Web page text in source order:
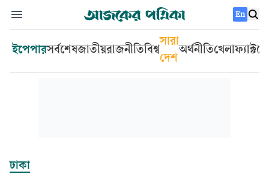
En
ইপেপারসর্বশেষজাতীয়রাজনীতিবিশ্ব
সারা
দেশ
অর্থনীতিখেলা
ঢাকা